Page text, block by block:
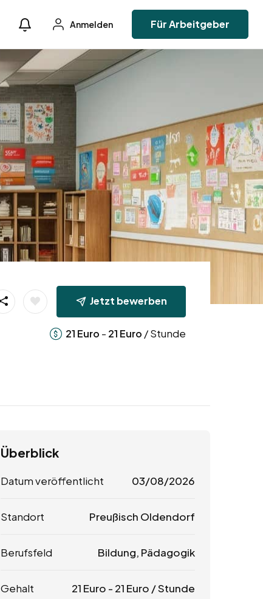
Anmelden Für Arbeitgeber
Jetzt bewerben
21 Euro - 21 Euro / Stunde
Überblick
Datum veröffentlicht 03/08/2026
Standort Preußisch Oldendorf
Berufsfeld Bildung, Pädagogik
Gehalt 21 Euro - 21 Euro / Stunde